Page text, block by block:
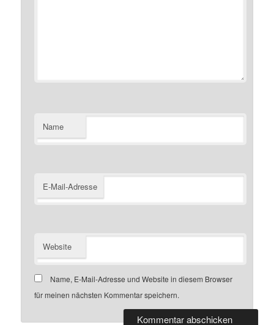
Name
E-Mail-Adresse
Website
Name, E-Mail-Adresse und Website in diesem Browser
für meinen nächsten Kommentar speichern.